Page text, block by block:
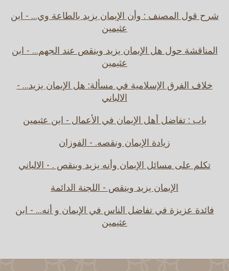
شرح قول المصنف : وأن الإيمان يزيد بالطاعة وي... - ابن
عثيمين
المناقشة حول هل الإيمان يزيد وينقص عند الجهم... - ابن
عثيمين
خلاف الفرق الإسلامية في مسألة: هل الإيمان يزيد... -
الالباني
باب : تفاضل أهل الإيمان في الأعمال - ابن عثيمين
زيادة الإيمان ونقصه. - الفوزان
تكلم على مسائل الإيمان وأنه يزيد وينقص . - الالباني
الإيمان يزيد وينقص - اللجنة الدائمة
فائدة عزيزة في تفاضل الناس في الإيمان و أنه... - ابن
عثيمين